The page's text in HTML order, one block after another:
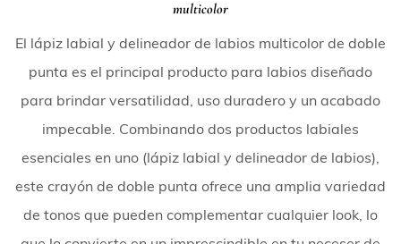
multicolor
El lápiz labial y delineador de labios multicolor de doble
punta es el principal producto para labios diseñado
para brindar versatilidad, uso duradero y un acabado
impecable. Combinando dos productos labiales
esenciales en uno (lápiz labial y delineador de labios),
este crayón de doble punta ofrece una amplia variedad
de tonos que pueden complementar cualquier look, lo